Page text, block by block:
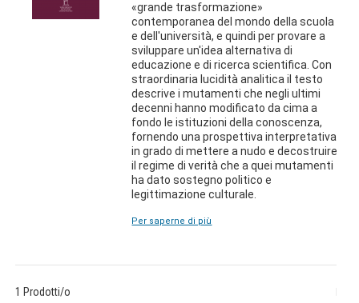
«grande trasformazione»
contemporanea del mondo della scuola
e dell'università, e quindi per provare a
sviluppare un'idea alternativa di
educazione e di ricerca scientifica. Con
straordinaria lucidità analitica il testo
descrive i mutamenti che negli ultimi
decenni hanno modificato da cima a
fondo le istituzioni della conoscenza,
fornendo una prospettiva interpretativa
in grado di mettere a nudo e decostruire
il regime di verità che a quei mutamenti
ha dato sostegno politico e
legittimazione culturale.
Per saperne di più
1 Prodotti/o